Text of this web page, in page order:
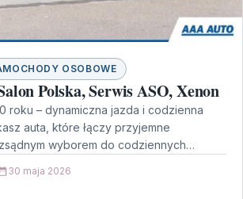
OSOBOWE
Polska, Serwis ASO, Xenon
roku – dynamiczna jazda i codzienna
auta, które łączy przyjemne
wyborem do codziennych…
30 maja 2026